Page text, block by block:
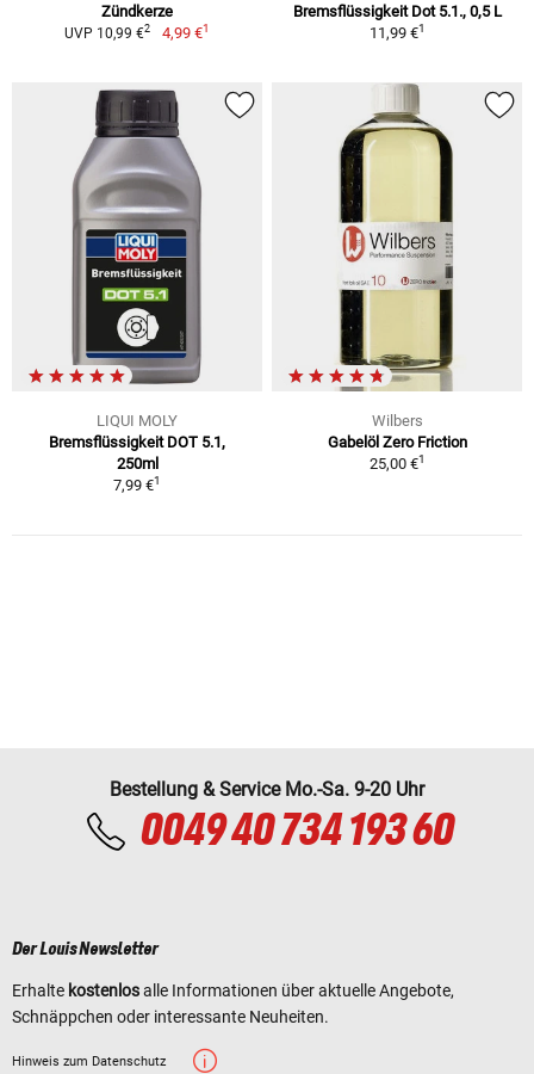
Zündkerze
UVP 10,99 €2 4,99 €1
Bremsflüssigkeit Dot 5.1., 0,5 L
11,99 €1
LIQUI MOLY
Bremsflüssigkeit DOT 5.1,
250ml
7,99 €1
Wilbers
Gabelöl Zero Friction
25,00 €1
Bestellung & Service Mo.-Sa. 9-20 Uhr
0049 40 734 193 60
Der Louis Newsletter
Erhalte kostenlosalle Informationen über aktuelle Angebote,
Schnäppchen oder interessante Neuheiten.
Hinweis zum Datenschutz